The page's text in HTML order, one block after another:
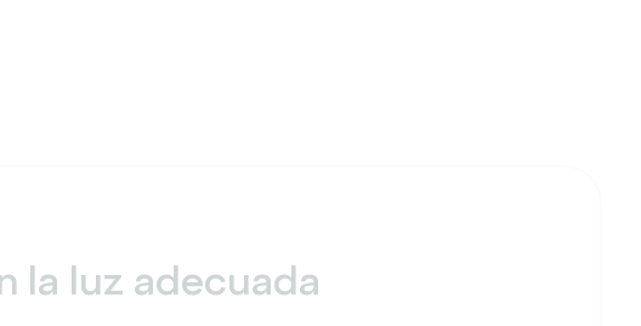
la luz adecuada